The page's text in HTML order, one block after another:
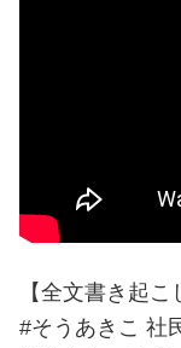
【全文書き起こ
#そうあきこ 社